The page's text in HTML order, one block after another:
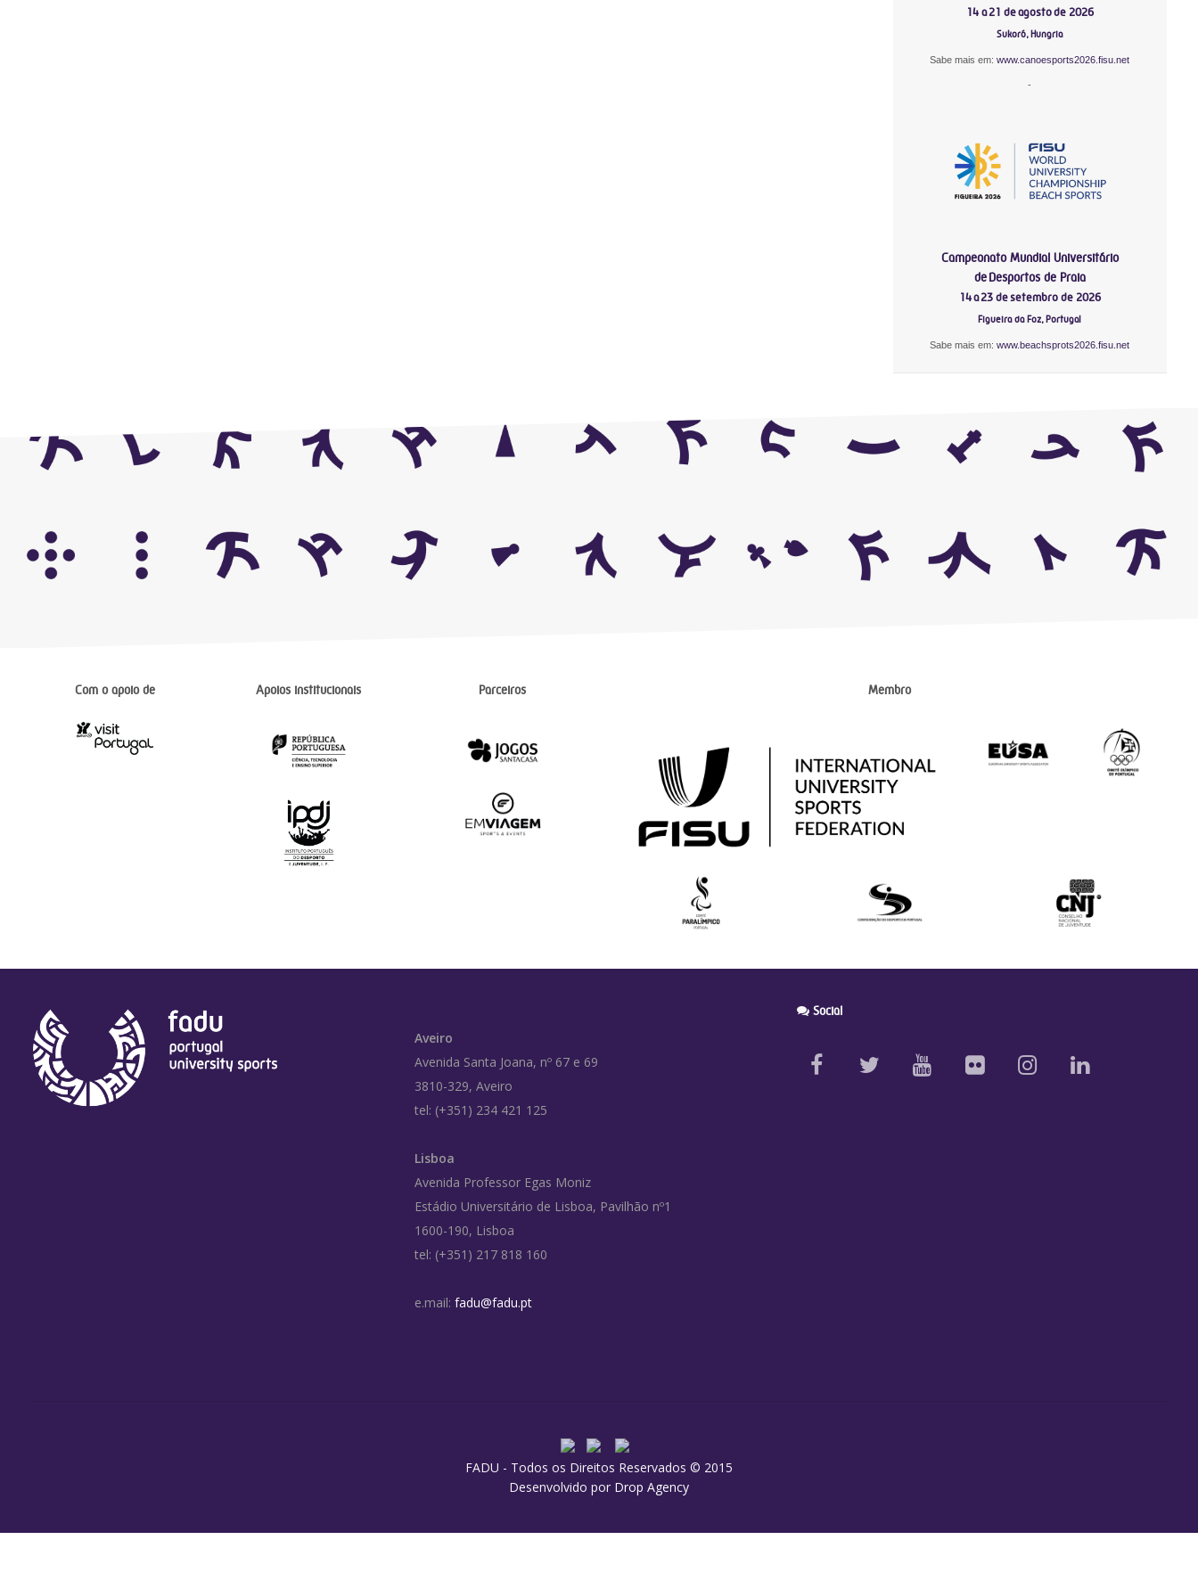
14 a 21 de agosto de 2026
Sukoró, Hungria
Sabe mais em:www.canoesports2026.fisu.net
-
Campeonato Mundial Universitário
de Desportos de Praia
14 a 23 de setembro de 2026
Figueira da Foz, Portugal
Sabe mais em:www.beachsprots2026.fisu.net
Com o apoio de Apoios institucionais Parceiros Membro
Aveiro
Avenida Santa Joana, nº 67 e 69
3810-329, Aveiro
tel: (+351) 234 421 125
Lisboa
Avenida Professor Egas Moniz
Estádio Universitário de Lisboa, Pavilhão nº1
1600-190, Lisboa
tel: (+351) 217 818 160
e.mail: fadu@fadu.pt
Social
FADU - Todos os Direitos Reservados © 2015
Desenvolvido por Drop Agency